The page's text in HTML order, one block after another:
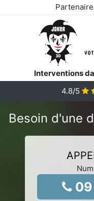
Interventions
4.8/5
Besoin d'une
09